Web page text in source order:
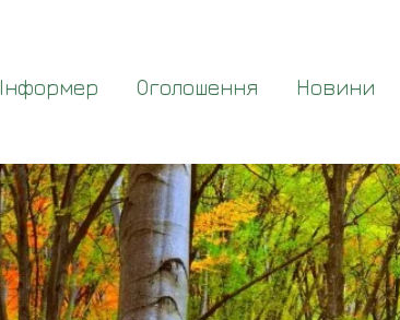
Інформер Оголошення Новини